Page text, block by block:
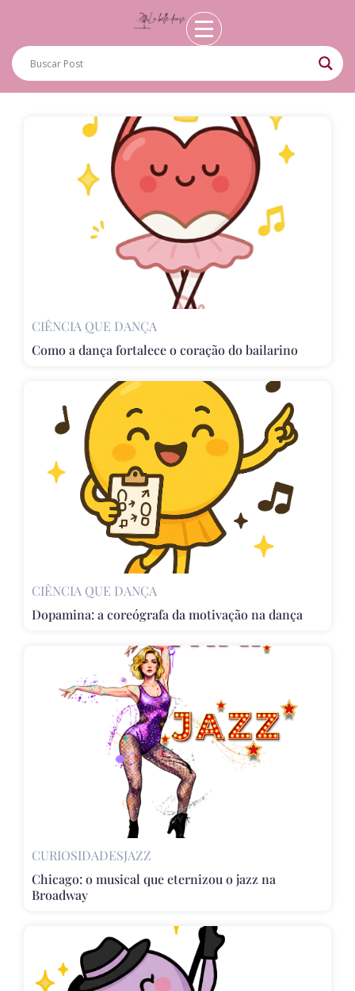
CIÊNCIA QUE DANÇA
Como a dança fortalece o coração do bailarino
CIÊNCIA QUE DANÇA
Dopamina: a coreógrafa da motivação na dança
CURIOSIDADESJAZZ
Chicago: o musical que eternizou o jazz na
Broadway